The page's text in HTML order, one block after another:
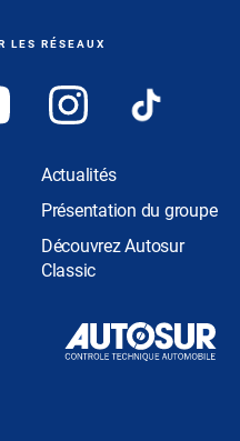
LES RÉSEAUX
Actualités
Présentation du groupe
Découvrez Autosur
Classic